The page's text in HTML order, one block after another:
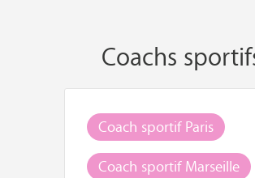
Coachs
Coach sportif Paris
Coach sportif Marseille